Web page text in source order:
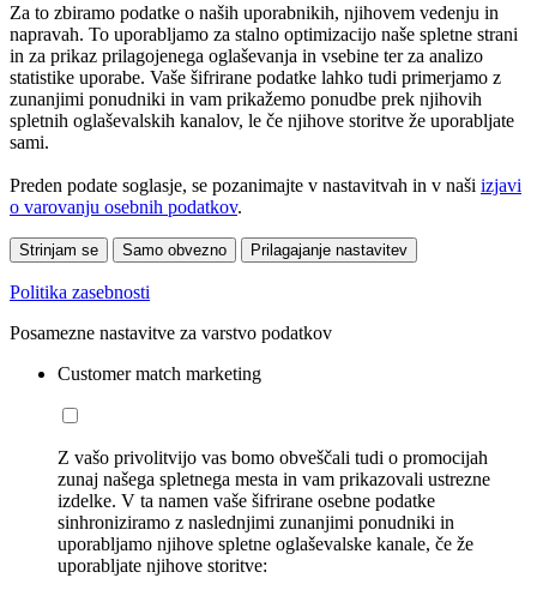
Za to zbiramo podatke o naših uporabnikih, njihovem vedenju in
napravah. To uporabljamo za stalno optimizacijo naše spletne strani
in za prikaz prilagojenega oglaševanja in vsebine ter za analizo
statistike uporabe. Vaše šifrirane podatke lahko tudi primerjamo z
zunanjimi ponudniki in vam prikažemo ponudbe prek njihovih
spletnih oglaševalskih kanalov, le če njihove storitve že uporabljate
sami.
Preden podate soglasje, se pozanimajte v nastavitvah in v naši izjavi
o varovanju osebnih podatkov.
Strinjam se Samo obvezno Prilagajanje nastavitev
Politika zasebnosti
Posamezne nastavitve za varstvo podatkov
Customer match marketing
Z vašo privolitvijo vas bomo obveščali tudi o promocijah
zunaj našega spletnega mesta in vam prikazovali ustrezne
izdelke. V ta namen vaše šifrirane osebne podatke
sinhroniziramo z naslednjimi zunanjimi ponudniki in
uporabljamo njihove spletne oglaševalske kanale, če že
uporabljate njihove storitve: